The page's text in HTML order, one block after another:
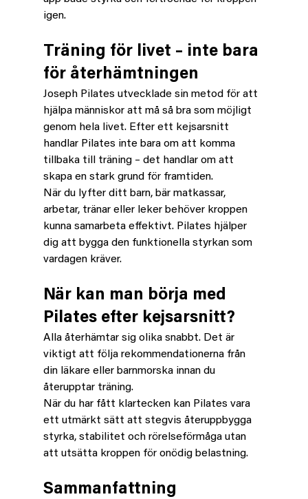
igen.
Träning för livet – inte bara
för återhämtningen
Joseph Pilates utvecklade sin metod för att
hjälpa människor att må så bra som möjligt
genom hela livet. Efter ett kejsarsnitt
handlar Pilates inte bara om att komma
tillbaka till träning – det handlar om att
skapa en stark grund för framtiden.
När du lyfter ditt barn, bär matkassar,
arbetar, tränar eller leker behöver kroppen
kunna samarbeta effektivt. Pilates hjälper
dig att bygga den funktionella styrkan som
vardagen kräver.
När kan man börja med
Pilates efter kejsarsnitt?
Alla återhämtar sig olika snabbt. Det är
viktigt att följa rekommendationerna från
din läkare eller barnmorska innan du
återupptar träning.
När du har fått klartecken kan Pilates vara
ett utmärkt sätt att stegvis återuppbygga
styrka, stabilitet och rörelseförmåga utan
att utsätta kroppen för onödig belastning.
Sammanfattning